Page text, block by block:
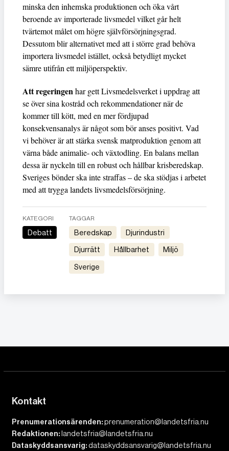
minska den inhemska produktionen och öka vårt
beroende av importerade livsmedel vilket går helt
tvärtemot målet om högre självförsörjningsgrad.
Dessutom blir alternativet med att i större grad behöva
importera livsmedel istället, också betydligt mycket
sämre utifrån ett miljöperspektiv.
Att regeringenhar gett Livsmedelsverket i uppdrag att
se över sina kostråd och rekommendationer när de
kommer till kött, med en mer fördjupad
konsekvensanalys är något som bör anses positivt. Vad
vi behöver är att stärka svensk matproduktion genom att
värna både animalie- och växtodling. En balans mellan
dessa är nyckeln till en robust och hållbar krisberedskap.
Sveriges bönder ska inte straffas – de ska stödjas i arbetet
med att trygga landets livsmedelsförsörjning.
KATEGORI
Debatt
TAGGAR
beredskap Djurindustri
Djurrätt Hållbarhet Miljö
Sverige
Kontakt
Prenumerationsärenden:prenumeration@landetsfria.nu
Redaktionen: landetsfria@landetsfria.nu
Dataskyddsansvarig:dataskyddsansvarig@landetsfria.nu